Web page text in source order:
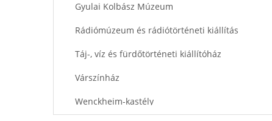
Gyulai Kolbász Múzeum
Rádiómúzeum és rádiótörténeti kiállítás
Táj-, víz és fürdőtörténeti kiállítóház
Várszínház
Wenckheim-kastély